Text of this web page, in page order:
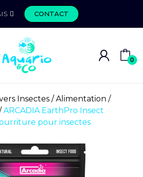
CONTACT
0
Insectes
Alimentation
ARCADIA EarthPro Insect
pour insectes